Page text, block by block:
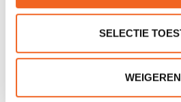
SELECTIE
WEIGEREN